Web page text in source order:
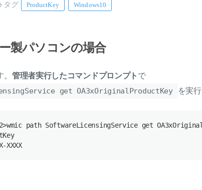
タグ ProductKey Windows10
製パソコンの場合
管理者実行したコマンドプロンプト で
get OA3xOriginalProductKey を実行
>wmic path SoftwareLicensingService get
-XXXX